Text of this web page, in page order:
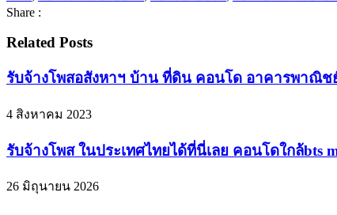
Share :
Related Posts
รับจ้างโพสอสังหาฯ บ้าน ที่ดิน คอนโด อาคารพาณิช
4 สิงหาคม 2023
รับจ้างโพส ในประเทศไทยได้ที่นี่เลย คอนโดใกล้bts
26 มิถุนายน 2026